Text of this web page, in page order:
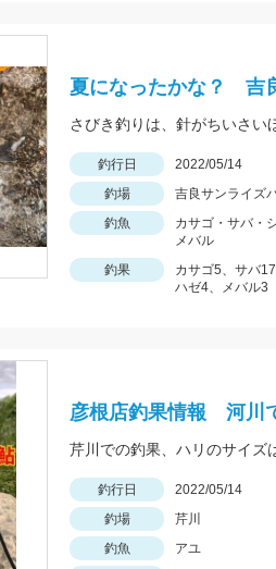
夏になったかな？ 吉
釣行日 2022/05/14
釣場
吉良サンライズ
釣魚
カサゴ・サバ・
メバル
釣果
カサゴ5、サバ
ハゼ4、メバル3
彦根店釣果情報 河川
釣行日 2022/05/14
釣場
芹川
釣魚
アユ